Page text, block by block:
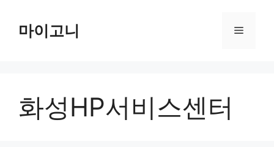
마이고니 메
화성HP서비스센터